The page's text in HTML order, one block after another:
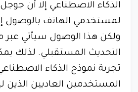
الذكاء الاصطناعي إلا أن
ولكن هذا الوصول سيأتي عبر
التحديث المستقبلي. لذلك
تجربة نموذج الذكاء
المستخدمين العاديين